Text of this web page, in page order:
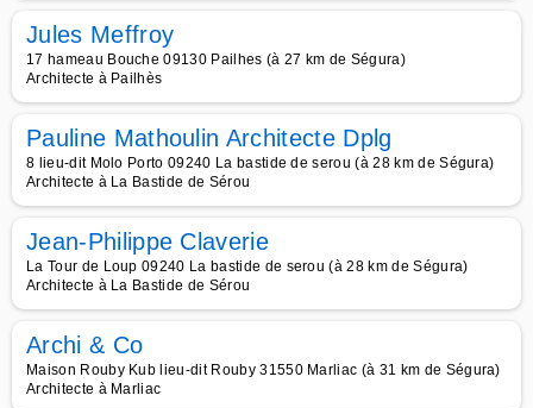
Jules Meffroy
17 hameau Bouche 09130 Pailhes (à 27 km de Ségura)
Architecte à Pailhès
Pauline Mathoulin Architecte Dplg
8 lieu-dit Molo Porto 09240 La bastide de serou (à 28 km de Ségura)
Architecte à La Bastide de Sérou
Jean-Philippe Claverie
La Tour de Loup 09240 La bastide de serou (à 28 km de Ségura)
Architecte à La Bastide de Sérou
Archi & Co
Maison Rouby Kub lieu-dit Rouby 31550 Marliac (à 31 km de Ségura)
Architecte à Marliac